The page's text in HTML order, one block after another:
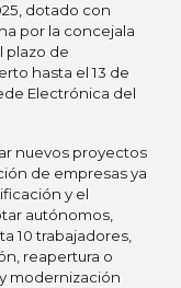
dotado con
por la concejala
plazo de
hasta el 13 de
Electrónica del
nuevos proyectos
de empresas ya
y el
autónomos,
10 trabajadores,
reapertura o
modernización